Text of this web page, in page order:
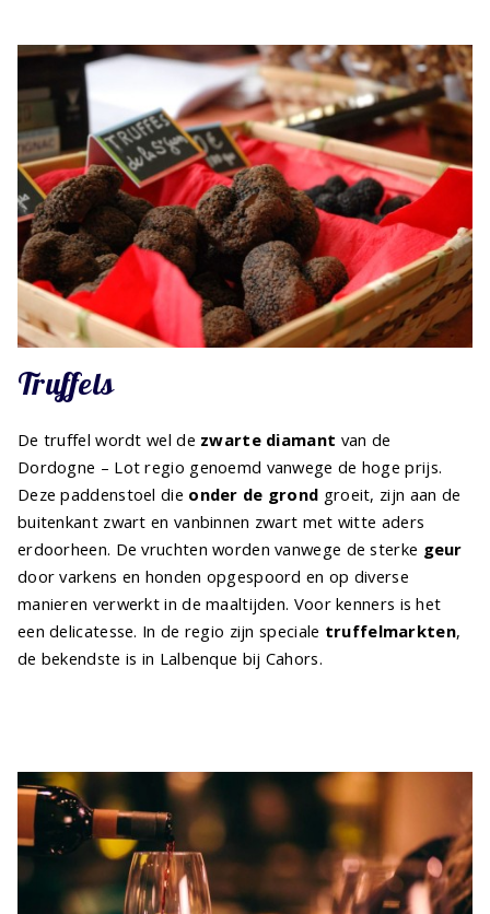
Truffels
De truffel wordt wel de zwarte diamant van de
Dordogne – Lot regio genoemd vanwege de hoge prijs.
Deze paddenstoel die onder de grond groeit, zijn aan de
buitenkant zwart en vanbinnen zwart met witte aders
erdoorheen. De vruchten worden vanwege de sterke geur
door varkens en honden opgespoord en op diverse
manieren verwerkt in de maaltijden. Voor kenners is het
een delicatesse. In de regio zijn speciale truffelmarkten,
de bekendste is in Lalbenque bij Cahors.